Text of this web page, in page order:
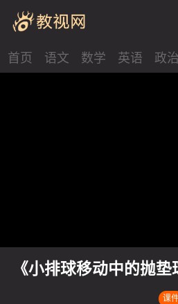
首页 语文 数学 英语 政治
《小排球移动中的抛
年级体育与健康2024优
课